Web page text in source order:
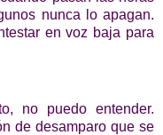
nunca lo apagan.
en voz baja para
no puedo entender.
de desamparo que se